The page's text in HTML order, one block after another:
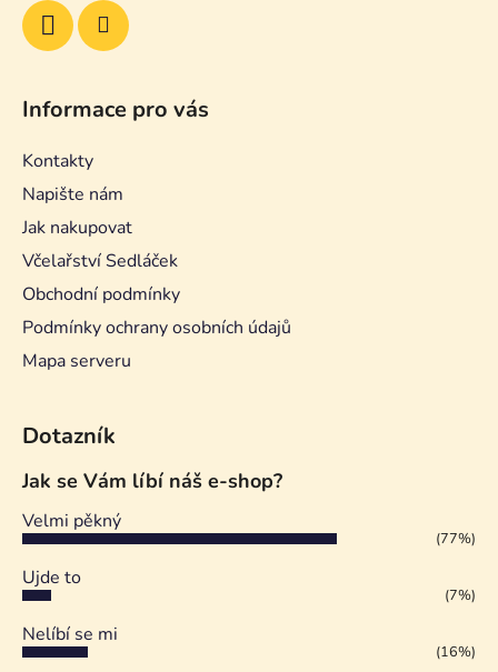
Informace pro vás
Kontakty
Napište nám
Jak nakupovat
Včelařství Sedláček
Obchodní podmínky
Podmínky ochrany osobních údajů
Mapa serveru
Dotazník
Jak se Vám líbí náš e-shop?
Velmi pěkný
(77%)
Ujde to
(7%)
Nelíbí se mi
(16%)